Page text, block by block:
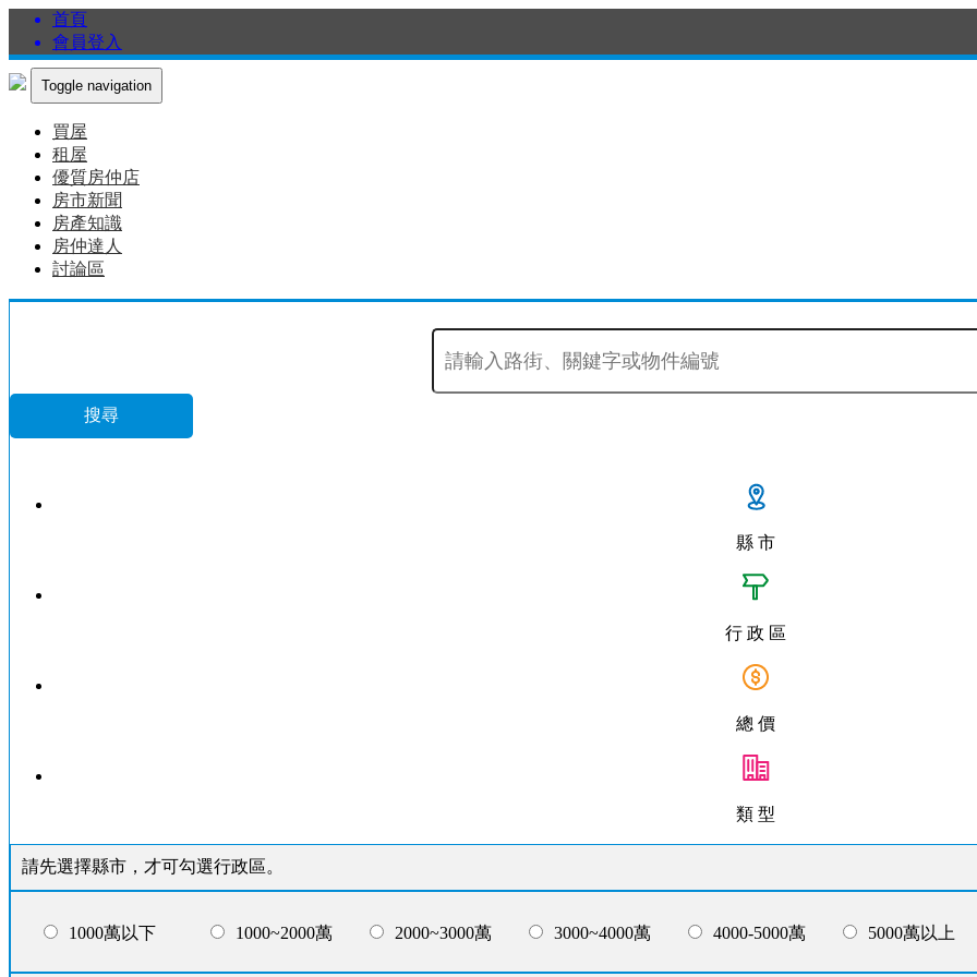
首頁
會員登入
Toggle navigation
買屋
租屋
優質房仲店
房市新聞
房產知識
房仲達人
討論區
搜尋
縣 市
行 政 區
總 價
類 型
請先選擇縣市，才可勾選行政區。
1000萬以下 1000~2000萬 2000~3000萬 3000~4000萬 4000-5000萬 5000萬以上